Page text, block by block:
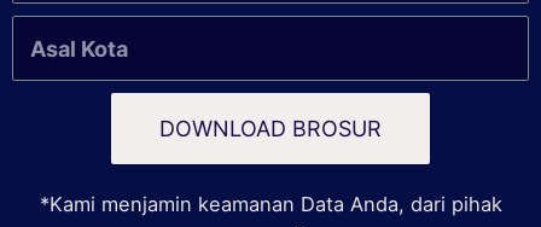
DOWNLOAD BROSUR
*Kami menjamin keamanan Data Anda, dari pihak